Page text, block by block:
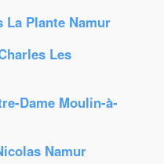
La Plante Namur
Les
Dame Moulin-à-
Namur